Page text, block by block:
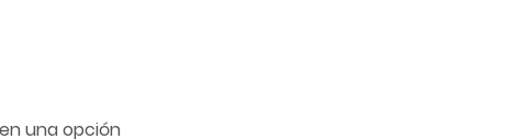
una opción